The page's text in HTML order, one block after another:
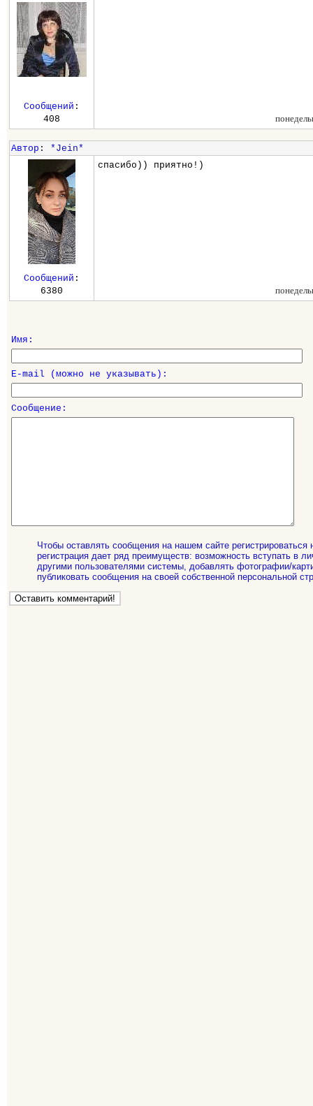
Сообщений :
408
Автор : *Jein*
спасибо)) приятно!)
Сообщений :
6380
Имя:
E-mail (можно не указывать):
Сообщение:
Чтобы оставлять сообщения на нашем сайте регистрироваться
регистрация дает ряд преимуществ: возможность вступать в
другими пользователями системы, добавлять фотографии/
публиковать сообщения на своей собственной персональной